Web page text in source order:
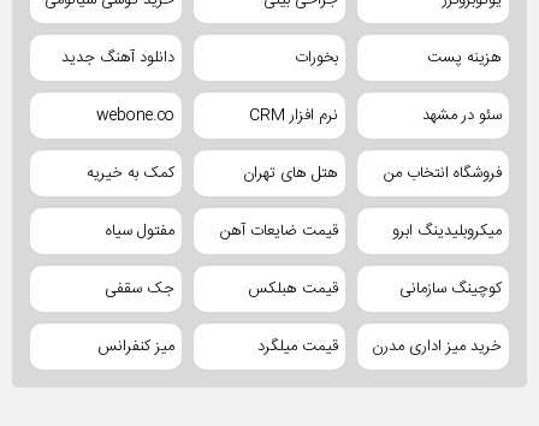
هزینه پست بخورات دانلود آهنگ جدید
سئو در مشهد نرم افزار CRM webone.co
فروشگاه انتخاب من هتل های تهران کمک به خیریه
میکروبلیدینگ ابرو قیمت ضایعات آهن مفتول سیاه
کوچینگ سازمانی قیمت هبلکس جک سقفی
خرید میز اداری مدرن قیمت میلگرد میز کنفرانس